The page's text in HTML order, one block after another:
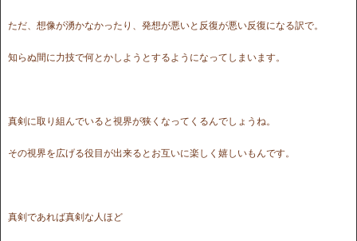
ただ、想像が湧かなかったり、発想が悪いと反復が悪い反復になる訳で。
知らぬ間に力技で何とかしようとするようになってしまいます。
真剣に取り組んでいると視界が狭くなってくるんでしょうね。
その視界を広げる役目が出来るとお互いに楽しく嬉しいもんです。
真剣であれば真剣な人ほど